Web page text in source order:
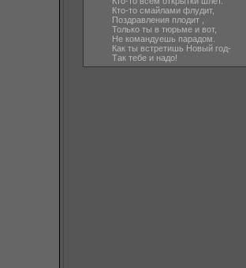
Кто-то смайлами флудит,
Поздравления плодит ,
Только ты в тюрьме и вот,
Не командуешь парадом.
Как ты встретишь Новый год-
Так тебе и надо!